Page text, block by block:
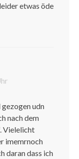
etwas öde
gezogen udn
nach dem
Vielelicht
imemrnoch
daran dass ich